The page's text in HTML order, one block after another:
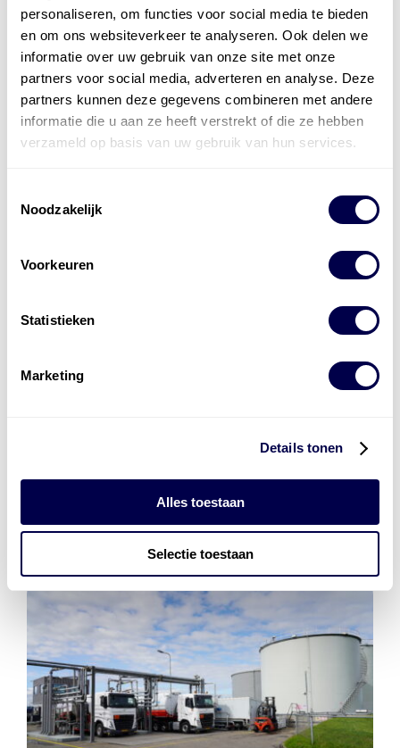
personaliseren, om functies voor social media te bieden
en om ons websiteverkeer te analyseren. Ook delen we
informatie over uw gebruik van onze site met onze
partners voor social media, adverteren en analyse. Deze
partners kunnen deze gegevens combineren met andere
informatie die u aan ze heeft verstrekt of die ze hebben
verzameld op basis van uw gebruik van hun services.
Noodzakelijk
Voorkeuren
Statistieken
Marketing
Details tonen
Alles toestaan
Selectie toestaan
laad- en accu oplossingen
Installatie van laadinfra en accu’s